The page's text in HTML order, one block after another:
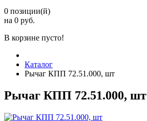
0 позиции(й)
на 0 руб.
В корзине пусто!
Каталог
Рычаг КПП 72.51.000, шт
Рычаг КПП 72.51.000, шт